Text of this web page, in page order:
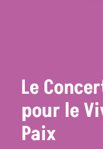
Le
pour le
Paix